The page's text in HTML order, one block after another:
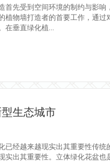
先受到空间环境的制约与影响
植物墙打造者的首要工作，通
在垂直绿化植...
生态城市
经越来越现实出其重要性传统
实出其重要性。立体绿化花盆